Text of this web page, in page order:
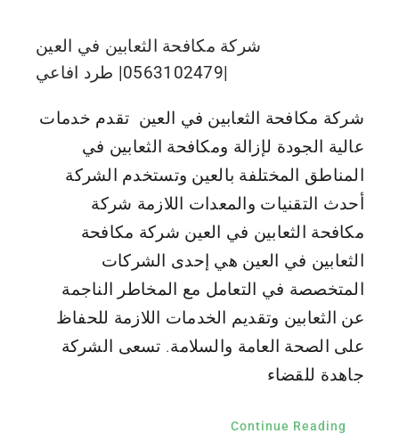
شركة مكافحة الثعابين في العين
|0563102479| طرد افاعي
شركة مكافحة الثعابين في العين تقدم خدمات
عالية الجودة لإزالة ومكافحة الثعابين في
المناطق المختلفة بالعين وتستخدم الشركة
أحدث التقنيات والمعدات اللازمة شركة
مكافحة الثعابين في العين شركة مكافحة
الثعابين في العين هي إحدى الشركات
المتخصصة في التعامل مع المخاطر الناجمة
عن الثعابين وتقديم الخدمات اللازمة للحفاظ
على الصحة العامة والسلامة. تسعى الشركة
جاهدة للقضاء
Continue Reading